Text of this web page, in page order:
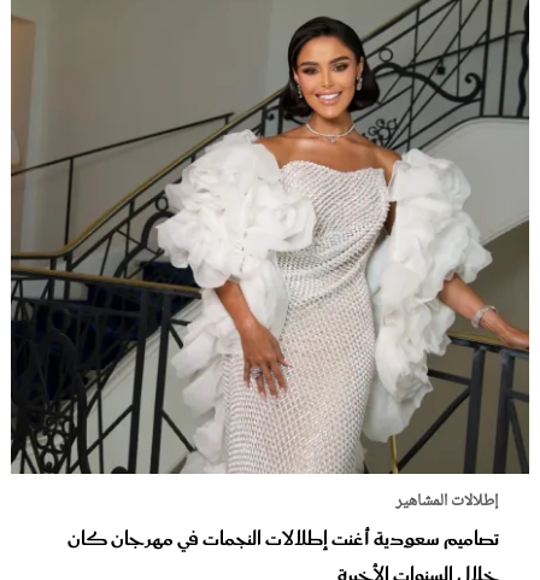
إطلالات المشاهير
تصاميم سعودية أغنت إطلالات النجمات في مهرجان كان